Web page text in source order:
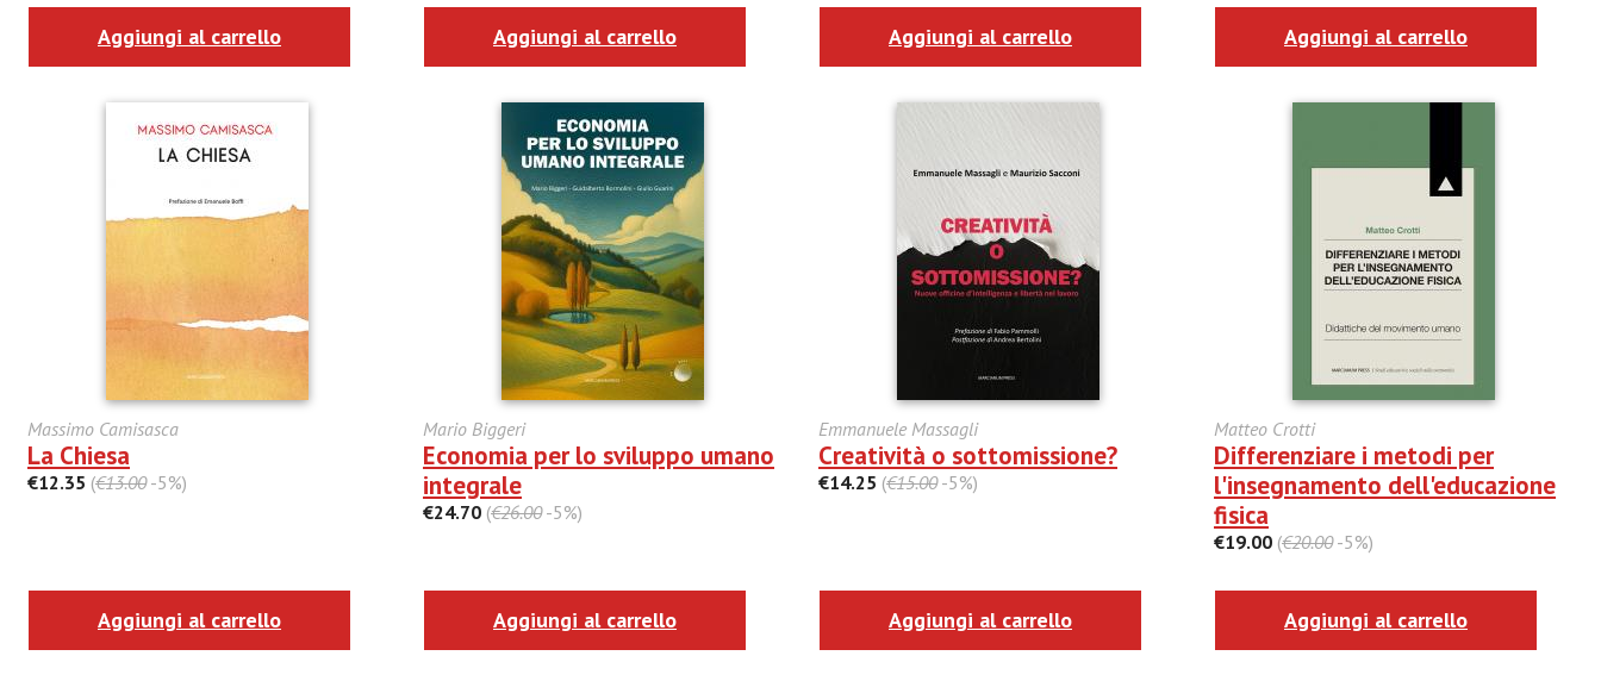
Aggiungi al carrello Aggiungi al carrello Aggiungi al carrello Aggiungi al carrello
Massimo Camisasca
La Chiesa
€12.35 (€13.00-5%)
Aggiungi al carrello
Mario Biggeri
Economia per lo sviluppo umano
integrale
€24.70 (€26.00-5%)
Aggiungi al carrello
Emmanuele Massagli
Creatività o sottomissione?
€14.25 (€15.00-5%)
Aggiungi al carrello
Matteo Crotti
Differenziare i metodi per
l'insegnamento dell'educazione
fisica
€19.00 (€20.00-5%)
Aggiungi al carrello